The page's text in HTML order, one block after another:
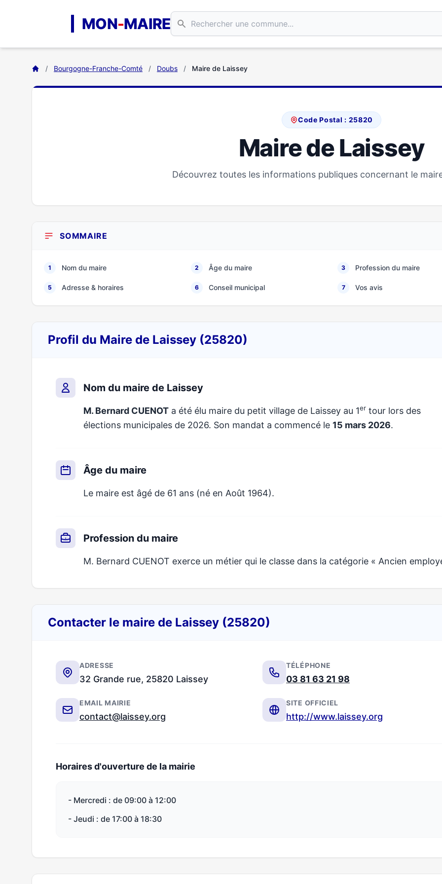
MON-MAIRE
/ Bourgogne-Franche-Comté / Doubs / Maire de Laissey
Code Postal : 25820
Maire de Laissey
Découvrez toutes les informations publiques concernant le
SOMMAIRE
1 Nom du maire 2 Âge du maire 3 Profession du maire
5 Adresse & horaires 6 Conseil municipal 7 Vos avis
Profil du Maire de Laissey (25820)
Nom du maire de Laissey
M. Bernard CUENOT a été élu maire du petit village de Laissey au 1er tour lors des
élections municipales de 2026. Son mandat a commencé le 15 mars 2026.
Âge du maire
Le maire est âgé de 61 ans (né en Août 1964).
Profession du maire
M. Bernard CUENOT exerce un métier qui le classe dans la catégorie « Ancien
Contacter le maire de Laissey (25820)
ADRESSE
32 Grande rue, 25820 Laissey
TÉLÉPHONE
03 81 63 21 98
EMAIL MAIRIE
contact@laissey.org
SITE OFFICIEL
http://www.laissey.org
Horaires d'ouverture de la mairie
- Mercredi : de 09:00 à 12:00
- Jeudi : de 17:00 à 18:30